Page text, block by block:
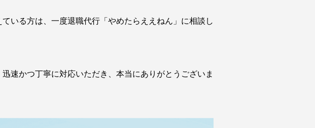
いる方は、一度退職代行「やめたらええねん」に相談し
速かつ丁寧に対応いただき、本当にありがとうございま